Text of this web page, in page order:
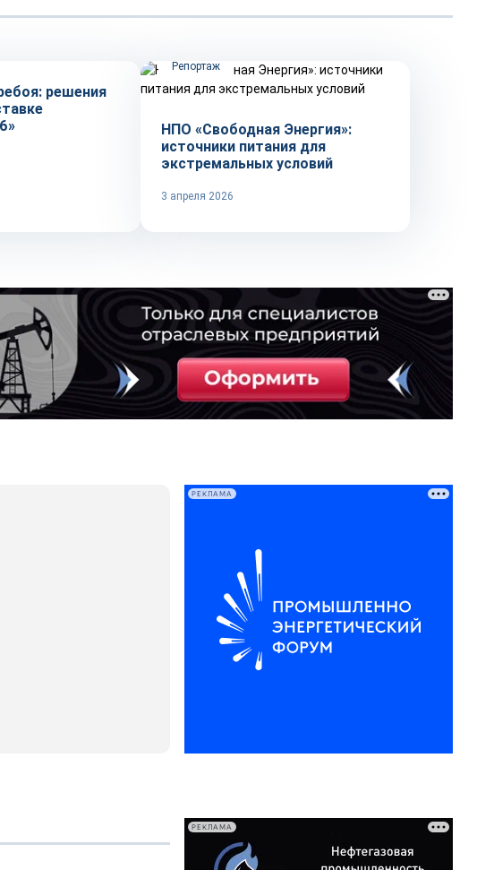
решения
Репортаж
НПО «Свободная Энергия»:
источники питания для
экстремальных условий
3 апреля 2026
РЕКЛАМА
РЕКЛАМА